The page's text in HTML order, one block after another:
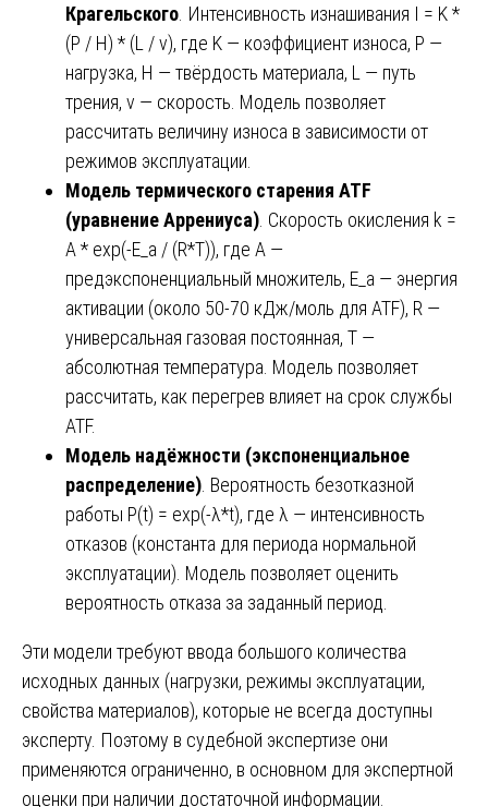
Крагельского . Интенсивность изнашивания I = K *
(P / H) * (L / v), где K — коэффициент износа, P —
нагрузка, H — твёрдость материала, L — путь
трения, v — скорость. Модель позволяет
рассчитать величину износа в зависимости от
режимов эксплуатации.
Модель термического старения ATF
(уравнение Аррениуса) . Скорость окисления k =
A * exp(-E_a / (R*T)), где A —
предэкспоненциальный множитель, E_a — энергия
активации (около 50-70 кДж/моль для ATF), R —
универсальная газовая постоянная, T —
абсолютная температура. Модель позволяет
рассчитать, как перегрев влияет на срок службы
ATF.
Модель надёжности (экспоненциальное
распределение) . Вероятность безотказной
работы P(t) = exp(-λ*t), где λ — интенсивность
отказов (константа для периода нормальной
эксплуатации). Модель позволяет оценить
вероятность отказа за заданный период.
Эти модели требуют ввода большого количества
исходных данных (нагрузки, режимы эксплуатации,
свойства материалов), которые не всегда доступны
эксперту. Поэтому в судебной экспертизе они
применяются ограниченно, в основном для экспертной
оценки при наличии достаточной информации.